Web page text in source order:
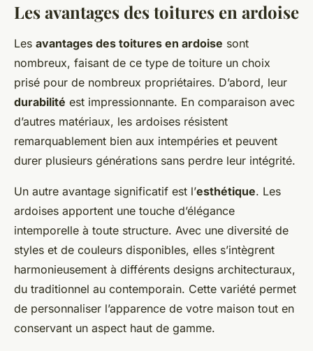
Les avantages des toitures en ardoise
Les avantages des toitures en ardoise sont
nombreux, faisant de ce type de toiture un choix
prisé pour de nombreux propriétaires. D’abord, leur
durabilité est impressionnante. En comparaison avec
d’autres matériaux, les ardoises résistent
remarquablement bien aux intempéries et peuvent
durer plusieurs générations sans perdre leur intégrité.
Un autre avantage significatif est l’esthétique. Les
ardoises apportent une touche d’élégance
intemporelle à toute structure. Avec une diversité de
styles et de couleurs disponibles, elles s’intègrent
harmonieusement à différents designs architecturaux,
du traditionnel au contemporain. Cette variété permet
de personnaliser l’apparence de votre maison tout en
conservant un aspect haut de gamme.